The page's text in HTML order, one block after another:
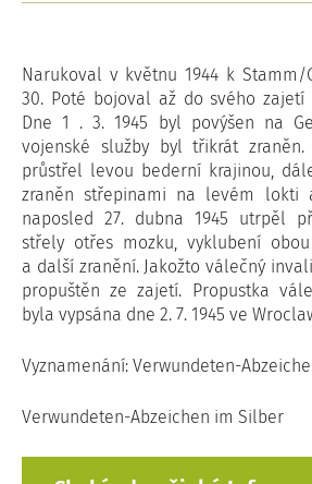
Narukoval v květnu 1944 k Stamm/
30. Poté bojoval až do svého
Dne 1 . 3. 1945 byl povýšen na
vojenské služby byl třikrát
průstřel levou bederní krajinou,
zraněn střepinami na levém lokti
naposled 27. dubna 1945 utrpěl
střely otřes mozku, vyklubení
a další zranění. Jakožto válečný
propuštěn ze zajetí. Propustka
byla vypsána dne 2. 7. 1945 ve
Vyznamenání: Verwundeten-
Verwundeten-Abzeichen im Silber